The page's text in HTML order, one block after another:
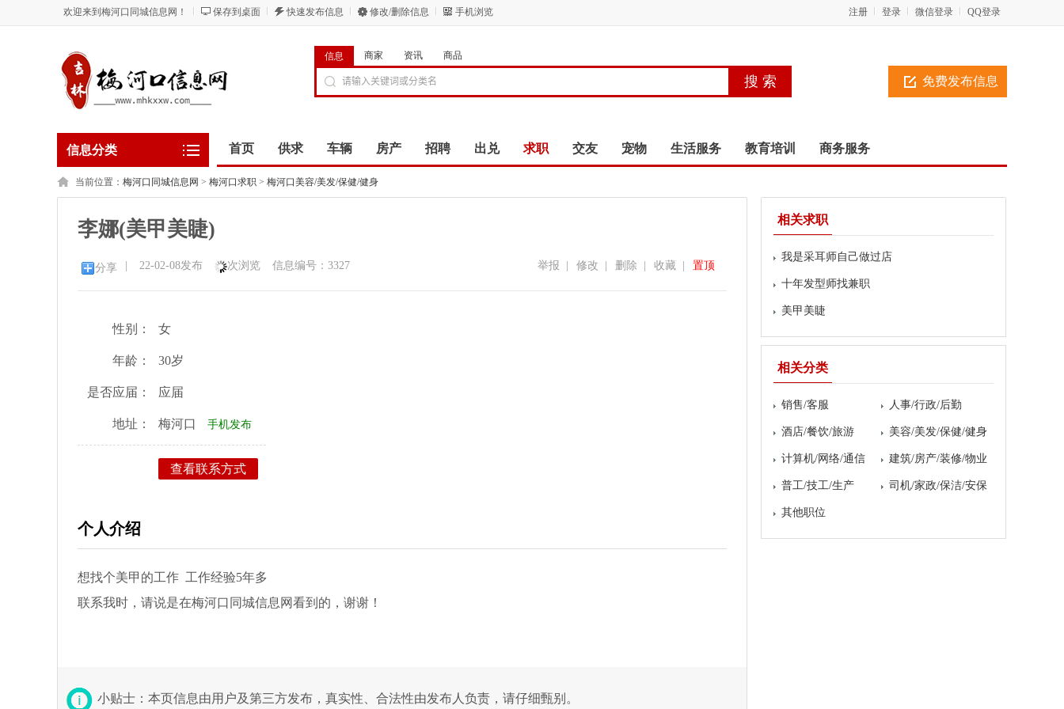
欢迎来到梅河口同城信息网！ 保存到桌面 快速发布信息 修改/删除信息 手机浏览 QQ登录
微信登录
登录
注册
免费发布信息
信息 商家 资讯 商品
信息分类 首页 供求 车辆 房产 招聘 出兑 求职 交友 宠物 生活服务 教育培训 商务服务
当前位置： 梅河口同城信息网 > 梅河口求职 > 梅河口美容/美发/保健/健身
李娜(美甲美睫)
分享 22-02-08发布 次浏览 信息编号：3327 置顶
收藏
删除
修改
举报
性别： 女
年龄： 30岁
是否应届： 应届
地址： 梅河口 手机发布
查看联系方式
个人介绍
想找个美甲的工作 工作经验5年多
联系我时，请说是在梅河口同城信息网看到的，谢谢！
小贴士：本页信息由用户及第三方发布，真实性、合法性由发布人负责，请仔细甄别。
相关求职
我是采耳师自己做过店
十年发型师找兼职
美甲美睫
相关分类
销售/客服 人事/行政/后勤
酒店/餐饮/旅游 美容/美发/保健/健身
计算机/网络/通信 建筑/房产/装修/物业
普工/技工/生产 司机/家政/保洁/安保
其他职位